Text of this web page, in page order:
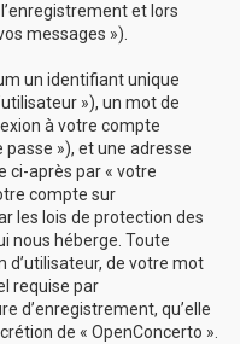
et lors
messages »).
un identifiant unique
»), un mot de
à votre compte
»), et une adresse
ci-après par « votre
compte sur
les lois de protection des
nous héberge. Toute
de votre mot
requise par
d’enregistrement, qu’elle
de « OpenConcerto ».